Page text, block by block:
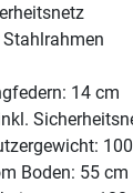
14 cm
Boden: 55 cm